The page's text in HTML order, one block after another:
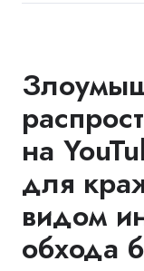
на
для
видом
обхода